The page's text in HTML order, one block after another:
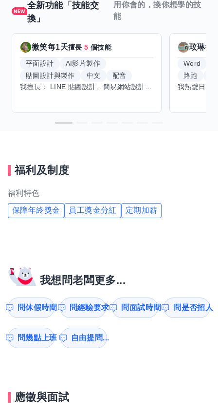
全新功能「技能交
換」
用你會的，換你想學的技
能
微笑每1天擅長5 個技能
平面設計
AI影片製作
貼圖設計與製作
中文
配音
玟琳擅
Word
路跑
福利及制度
福利特色
保障年終獎金 員工獎金分紅 定期加薪
我想問老闆更多...
問休假時間 問經驗要求 問面試時間 問是否招人
問幾點上班 自由提問...
應徵與面試